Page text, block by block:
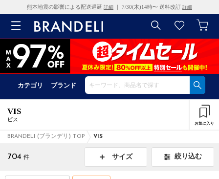
熊本地震の影響による配送遅延 詳細 ｜ 7/30(木)14時〜 送料改訂 詳細
カテゴリ ブランド
VIS
ビス
お気に入り
BRANDELI (ブランデリ) TOP VIS
704 件 サイズ 絞り込む